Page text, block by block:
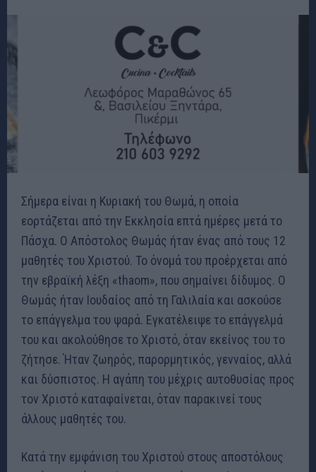
Σήμερα είναι η Κυριακή του Θωμά, η οποία
εορτάζεται από την Εκκλησία επτά ημέρες μετά το
Πάσχα. Ο Απόστολος Θωμάς ήταν ένας από τους 12
μαθητές του Χριστού. Το όνομά του προέρχεται από
την εβραϊκή λέξη «thaom», που σημαίνει δίδυμος. Ο
Θωμάς ήταν Ιουδαίος από τη Γαλιλαία και ασκούσε
το επάγγελμα του ψαρά. Εγκατέλειψε το επάγγελμά
του και ακολούθησε το Χριστό, όταν εκείνος του το
ζήτησε. Ήταν ζωηρός, παρορμητικός, γενναίος, αλλά
και δύσπιστος. Η αγάπη του μέχρις αυτοθυσίας προς
τον Χριστό καταφαίνεται, όταν παρακινεί τους
άλλους μαθητές του.
Κατά την εμφάνιση του Χριστού στους αποστόλους